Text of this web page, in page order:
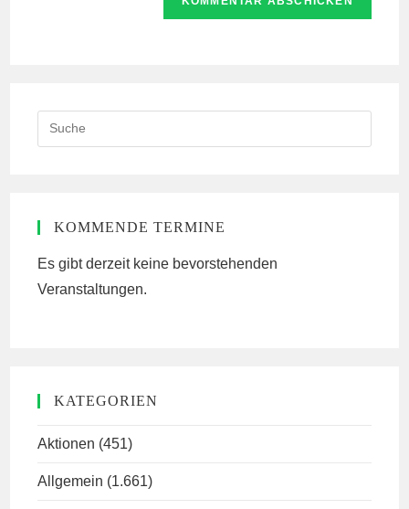
Search
this
KOMMENDE TERMINE
Es gibt derzeit keine bevorstehenden
Veranstaltungen.
KATEGORIEN
Aktionen (451)
Allgemein (1.661)